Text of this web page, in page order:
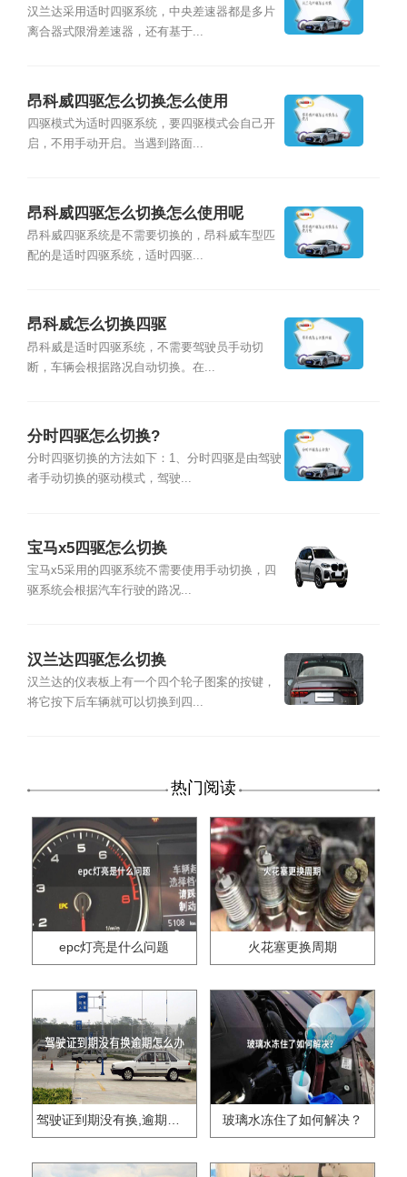
汉兰达采用适时四驱系统，中央差速器都是多片
离合器式限滑差速器，还有基于...
昂科威四驱怎么切换怎么使用
四驱模式为适时四驱系统，要四驱模式会自己开
启，不用手动开启。当遇到路面...
昂科威四驱怎么切换怎么使用呢
昂科威四驱系统是不需要切换的，昂科威车型匹
配的是适时四驱系统，适时四驱...
昂科威怎么切换四驱
昂科威是适时四驱系统，不需要驾驶员手动切
断，车辆会根据路况自动切换。在...
分时四驱怎么切换?
分时四驱切换的方法如下：1、分时四驱是由驾驶
者手动切换的驱动模式，驾驶...
宝马x5四驱怎么切换
宝马x5采用的四驱系统不需要使用手动切换，四
驱系统会根据汽车行驶的路况...
汉兰达四驱怎么切换
汉兰达的仪表板上有一个四个轮子图案的按键，
将它按下后车辆就可以切换到四...
热门阅读
epc灯亮是什么问题 火花塞更换周期
驾驶证到期没有换,逾期怎么办?? 玻璃水冻住了如何解决？